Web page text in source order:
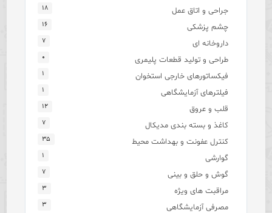
جراحی و اتاق عمل ۱۸
چشم پزشکی ۱۶
داروخانه ای ۷
طراحی و تولید قطعات پلیمری ۰
فیکساتورهای خارجی استخوان ۱
فیلترهای آزمایشگاهی ۱
قلب و عروق ۱۲
کاغذ و بسته بندی مدیکال ۷
کنترل عفونت و بهداشت محیط ۳۵
گوارشی ۱
گوش و حلق و بینی ۷
مراقبت های ویژه ۳
مصرفی آزمایشگاهی ۳